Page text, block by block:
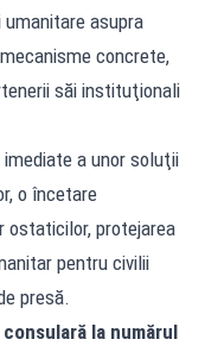
asupra
concrete,
săi instituţionali
a unor soluţii
o încetare
ostaticilor, protejarea
pentru civilii
presă.
la numărul